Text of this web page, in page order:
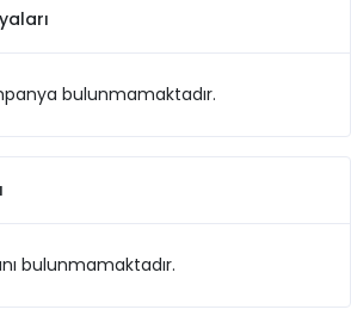
bulunmamaktadır.
bulunmamaktadır.